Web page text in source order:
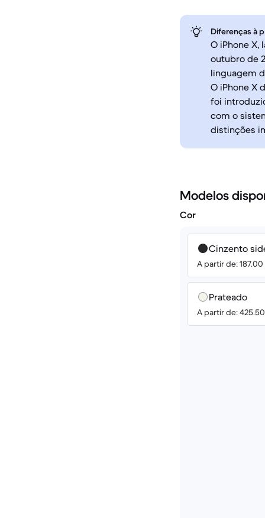
Diferenças à
O iPhone X,
outubro de
linguagem
O iPhone X
foi
com o
distinções
Modelos
Cor
Cinzento
A partir de: 187.00
Prateado
A partir de: 425.50